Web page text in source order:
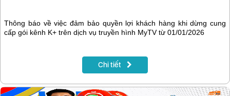
Thông báo về việc đảm bảo quyền lợi khách hàng khi dừng cung
cấp gói kênh K+ trên dịch vụ truyền hình MyTV từ 01/01/2026
Chi tiết